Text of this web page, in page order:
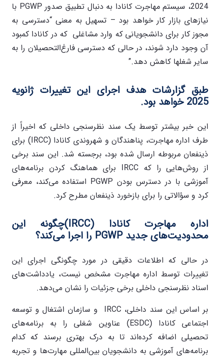
2024، سیستم مهاجرت کانادا به دنبال تطبیق صدور PGWP با
نیازهای بازار کار خواهد بود – تسهیل به معنی “دسترسی به
مجوز کار برای دانشجویانی که وارد مشاغلی که در کانادا کمبود
آن وجود دارد ‌شوند، در حالی که دسترسی فارغ‌التحصیلان را به
سایر شغلها کاهش ‌دهد.”
طبق گزارشات هدف اجرای این تغییرات ژانویه
2025 خواهد بود.
این خبر بیشتر توسط یک سند نظرسنجی داخلی که اخیراً از
طرف اداره مهاجرت، پناهندگان و شهروندی کانادا (IRCC) برای
ذینفعان مربوطه ارسال شده بود، برجسته شد. این سند برخی
از روش‌هایی را که IRCC برای هماهنگ کردن برنامه‌های
آموزشی با در دسترس بودن PGWP استفاده می‌کند، معرفی
کرد و سؤالاتی را برای بازخورد ذینفعان مطرح کرد.
اداره مهاجرت کانادا (IRCC
)چگونه این
محدودیت‌های جدید را اجرا می‌کند؟
در حالی که اطلاعات دقیقی در مورد چگونگی اجرای این
تغییرات توسط اداره مهاجرت مشخص نیست، یادداشت‌های
اسناد نظرسنجی داخلی برخی جزئیات را نشان می‌دهد.
بر اساس این سند داخلی، IRCC و سازمان اشتغال و توسعه
اجتماعی کانادا (ESDC) عناوین شغلی را به برنامه‌های
تحصیلی اضافه کرده‌اند تا به درک بهتری برسند که کدام
برنامه‌های آموزشی به دانشجویان بین‌المللی مهارت‌ها و تجربه